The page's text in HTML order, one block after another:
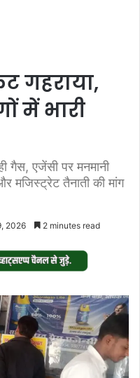
गहराया,
में भारी
गैस, एजेंसी पर मनमानी
मजिस्ट्रेट तैनाती की मांग
2026 2 minutes read